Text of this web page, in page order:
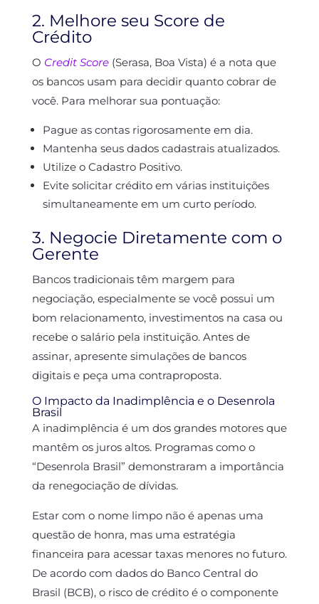
2. Melhore seu Score de
Crédito
O Credit Score(Serasa, Boa Vista) é a nota que
os bancos usam para decidir quanto cobrar de
você. Para melhorar sua pontuação:
Pague as contas rigorosamente em dia.
Mantenha seus dados cadastrais atualizados.
Utilize o Cadastro Positivo.
Evite solicitar crédito em várias instituições
simultaneamente em um curto período.
3. Negocie Diretamente com o
Gerente
Bancos tradicionais têm margem para
negociação, especialmente se você possui um
bom relacionamento, investimentos na casa ou
recebe o salário pela instituição. Antes de
assinar, apresente simulações de bancos
digitais e peça uma contraproposta.
O Impacto da Inadimplência e o Desenrola
Brasil
A inadimplência é um dos grandes motores que
mantêm os juros altos. Programas como o
“Desenrola Brasil” demonstraram a importância
da renegociação de dívidas.
Estar com o nome limpo não é apenas uma
questão de honra, mas uma estratégia
financeira para acessar taxas menores no futuro.
De acordo com dados do Banco Central do
Brasil (BCB), o risco de crédito é o componente